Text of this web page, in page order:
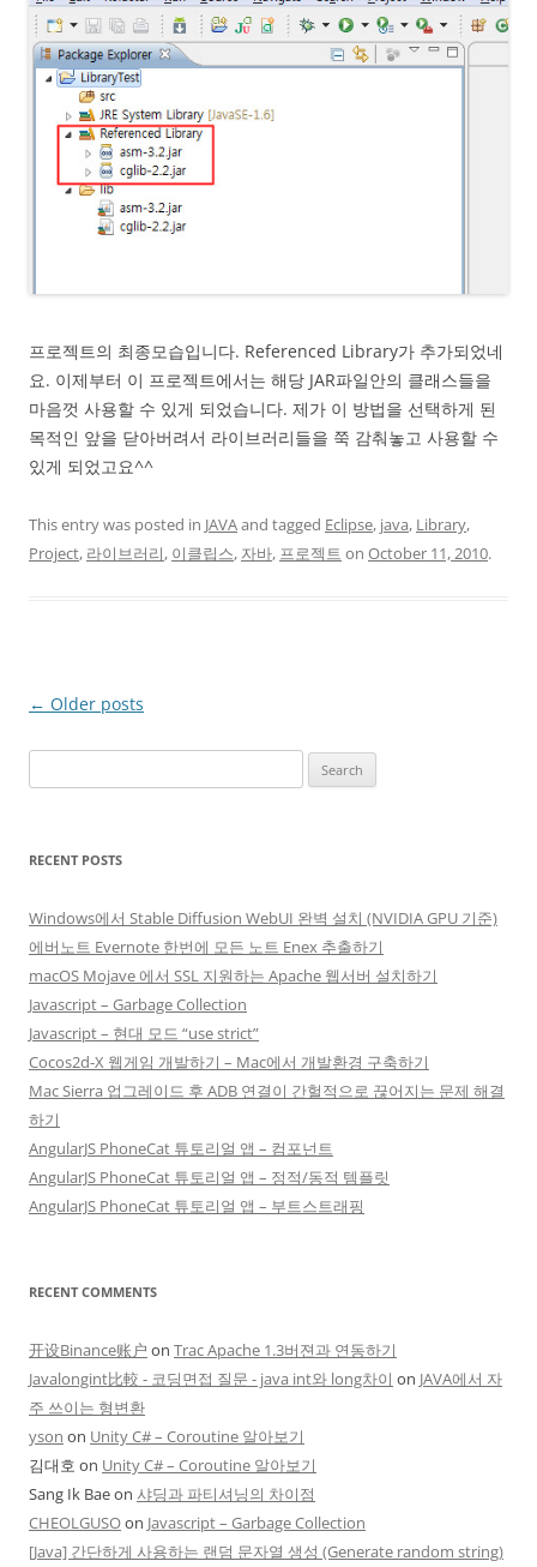
프로젝트의 최종모습입니다. Referenced Library가 추가되었네
요. 이제부터 이 프로젝트에서는 해당 JAR파일안의 클래스들을
마음껏 사용할 수 있게 되었습니다. 제가 이 방법을 선택하게 된
목적인 앞을 닫아버려서 라이브러리들을 쭉 감춰놓고 사용할 수
있게 되었고요^^
This entry was posted in JAVAand tagged Eclipse, java, Library,
Project, 라이브러리, 이클립스, 자바, 프로젝트 on October 11, 2010.
Post
← Older posts
for:
RECENT POSTS
Windows에서 Stable Diffusion WebUI 완벽 설치 (NVIDIA GPU 기준)
에버노트 Evernote 한번에 모든 노트 Enex 추출하기
macOS Mojave 에서 SSL 지원하는 Apache 웹서버 설치하기
Javascript – Garbage Collection
Javascript – 현대 모드 “use strict”
Cocos2d-X 웹게임 개발하기 – Mac에서 개발환경 구축하기
Mac Sierra 업그레이드 후 ADB 연결이 간헐적으로 끊어지는 문제 해결
하기
AngularJS PhoneCat 튜토리얼 앱 – 컴포넌트
AngularJS PhoneCat 튜토리얼 앱 – 정적/동적 템플릿
AngularJS PhoneCat 튜토리얼 앱 – 부트스트래핑
RECENT COMMENTS
开设Binance账户 on Trac Apache 1.3버젼과 연동하기
Javalongint比較 - 코딩면접 질문 - java int와 long차이 on JAVA에서 자
주 쓰이는 형변환
yson on Unity C# – Coroutine 알아보기
김대호 on Unity C# – Coroutine 알아보기
Sang Ik Baeon 샤딩과 파티셔닝의 차이점
CHEOLGUSOon Javascript – Garbage Collection
[Java] 간단하게 사용하는 랜덤 문자열 생성 (Generate random string)